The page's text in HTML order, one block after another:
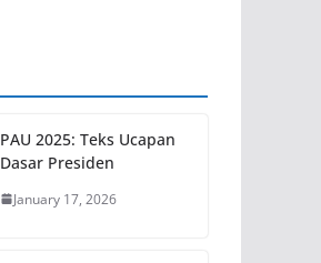
PAU 2025: Teks Ucapan
Dasar Presiden
January 17, 2026